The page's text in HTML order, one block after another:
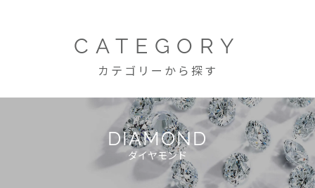
CATEGORY
カテゴリーから探す
DIAMOND
ダイヤモンド